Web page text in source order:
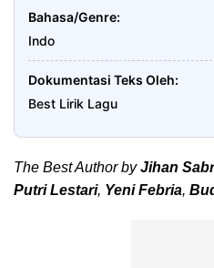
Bahasa/Genre
Indo
Dokumentasi Teks Oleh
Best Lirik Lagu
The Best Author byJihan
Putri Lestari, Yeni Febria,